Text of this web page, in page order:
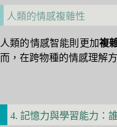
人類的情感複雜性
人類的情感智能則更加複
而，在跨物種的情感理解
4. 記憶力與學習能力：